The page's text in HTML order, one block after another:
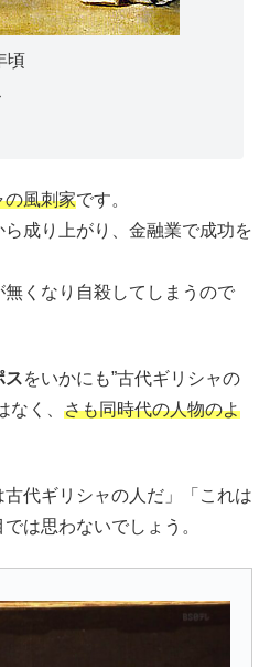
頃
の風刺家です。
成り上がり、金融業で成功を
くなり自殺してしまうので
スをいかにも”古代ギリシャの
なく、 さも同時代の人物のよ
代ギリシャの人だ」「これは
は思わないでしょう。